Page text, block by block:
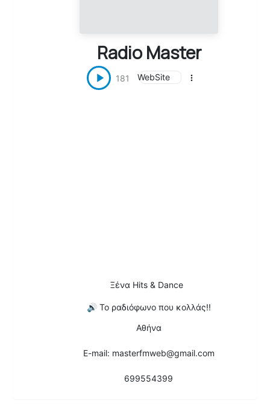
Radio Master
181 WebSite
Ξένα Hits & Dance
🔊 Το ραδιόφωνο που κολλάς!!
Αθήνα
E-mail: masterfmweb@gmail.com
699554399